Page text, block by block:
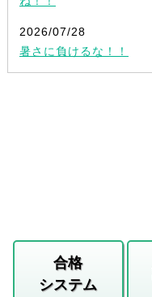
2026/07/28
暑さに負けるな！！
合格
システム